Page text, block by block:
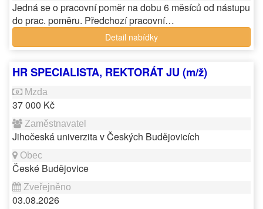
Jedná se o pracovní poměr na dobu 6 měsíců od nástupu
do prac. poměru. Předchozí pracovní…
Detail nabídky
HR SPECIALISTA, REKTORÁT JU (m/ž)
37 000 Kč
Jihočeská univerzita v Českých Budějovicích
České Budějovice
03.08.2026